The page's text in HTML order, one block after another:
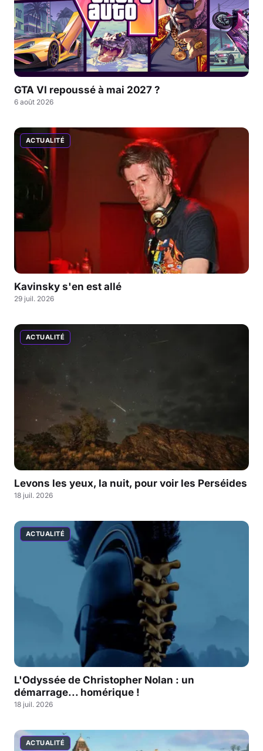
GTA VI repoussé à mai 2027 ?
6 août 2026
ACTUALITÉ
Kavinsky s'en est allé
29 juil. 2026
ACTUALITÉ
Levons les yeux, la nuit, pour voir les Perséides
18 juil. 2026
ACTUALITÉ
L'Odyssée de Christopher Nolan : un
démarrage... homérique !
18 juil. 2026
ACTUALITÉ